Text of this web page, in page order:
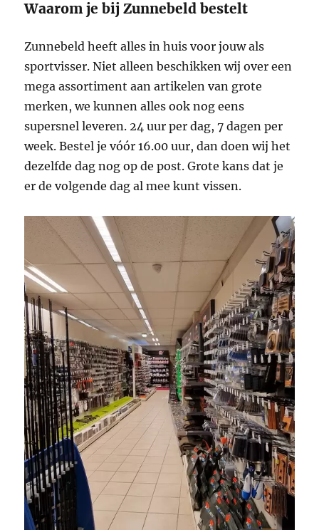
Waarom je bij Zunnebeld bestelt
Zunnebeld heeft alles in huis voor jouw als
sportvisser. Niet alleen beschikken wij over een
mega assortiment aan artikelen van grote
merken, we kunnen alles ook nog eens
supersnel leveren. 24 uur per dag, 7 dagen per
week. Bestel je vóór 16.00 uur, dan doen wij het
dezelfde dag nog op de post. Grote kans dat je
er de volgende dag al mee kunt vissen.